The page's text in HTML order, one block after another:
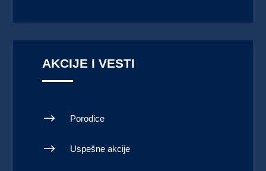
AKCIJE I VESTI
$ Porodice
$ Uspešne akcije